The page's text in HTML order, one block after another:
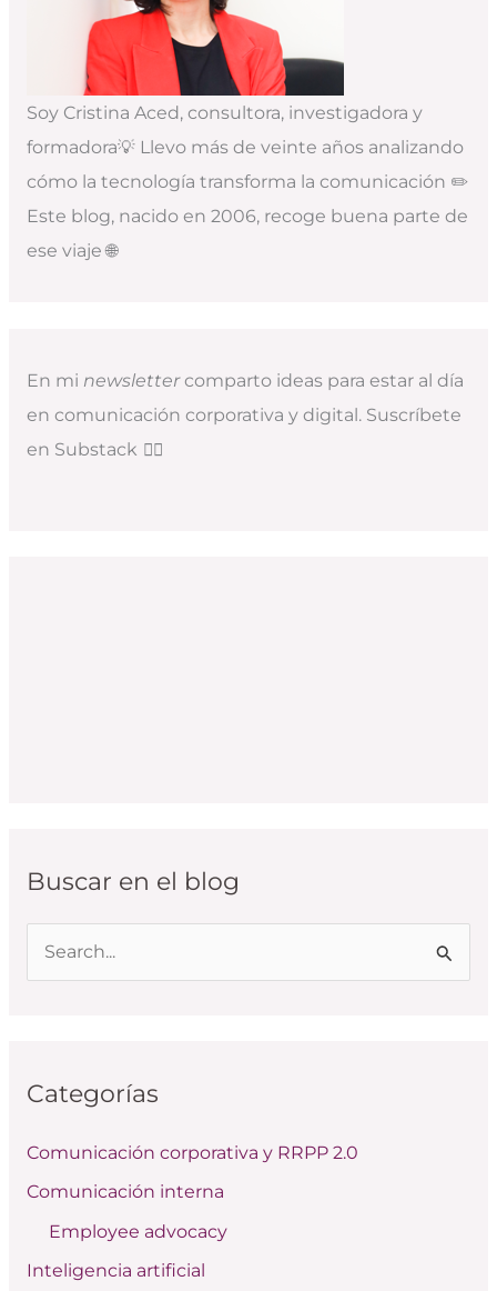
Soy Cristina Aced, consultora, investigadora y
formadora💡 Llevo más de veinte años analizando
cómo la tecnología transforma la comunicación ✏️
Este blog, nacido en 2006, recoge buena parte de
ese viaje 🌐
En mi newslettercomparto ideas para estar al día
en comunicación corporativa y digital. Suscríbete
en Substack 👇🏻
Buscar en el blog
a
p
o
:
Categorías
Comunicación corporativa y RRPP 2.0
Comunicación interna
Employee advocacy
Inteligencia artificial